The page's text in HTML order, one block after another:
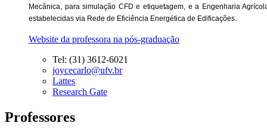
Mecânica, para simulação CFD e etiquetagem, e a Engenharia
estabelecidas via Rede de Eficiência Energética de Edificações.
Website da professora na pós-graduação
Tel: (31) 3612-6021
joycecarlo@ufv.br
Lattes
Research Gate
Professores